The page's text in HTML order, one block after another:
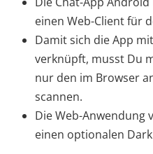
einen Web-Client für
Damit sich die App
verknüpft, musst Du
nur den im Browser
scannen.
Die Web-
einen optionalen